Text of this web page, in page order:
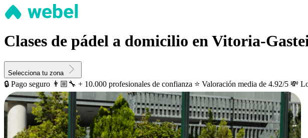
Clases de pádel a domicilio en Vitoria-
Selecciona tu zona
🔒 Pago seguro 👨🏼‍🔧 + 10.000 profesionales de confianza ⭐️ Valoración media de 4.92/5 💸